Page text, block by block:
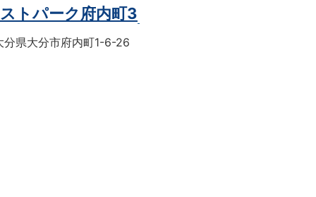
ストパーク府内町3
分県大分市府内町1-6-26